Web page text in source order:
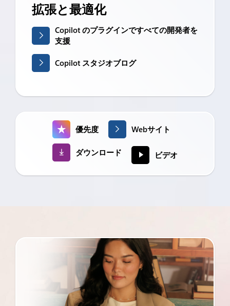
拡張と最適化
Copilot のプラグインですべての開発者を
支援
Copilot スタジオブログ
優先度 Webサイト
ダウンロード ビデオ